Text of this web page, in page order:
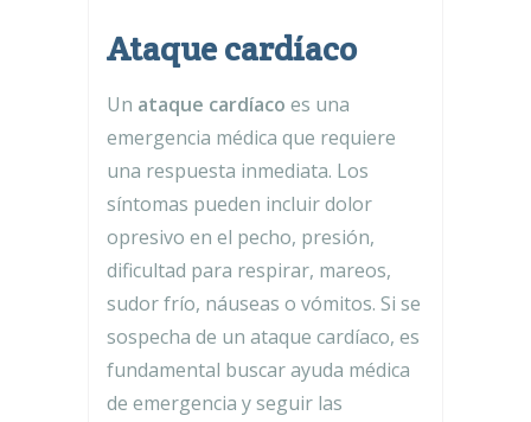
Ataque cardíaco
Un ataque cardíaco es una
emergencia médica que requiere
una respuesta inmediata. Los
síntomas pueden incluir dolor
opresivo en el pecho, presión,
dificultad para respirar, mareos,
sudor frío, náuseas o vómitos. Si se
sospecha de un ataque cardíaco, es
fundamental buscar ayuda médica
de emergencia y seguir las